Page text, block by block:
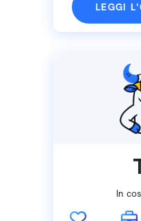
LEGGI
In